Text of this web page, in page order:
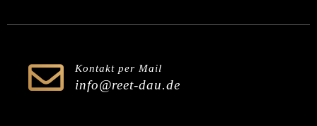
Kontakt per Mail
info@reet-dau.de